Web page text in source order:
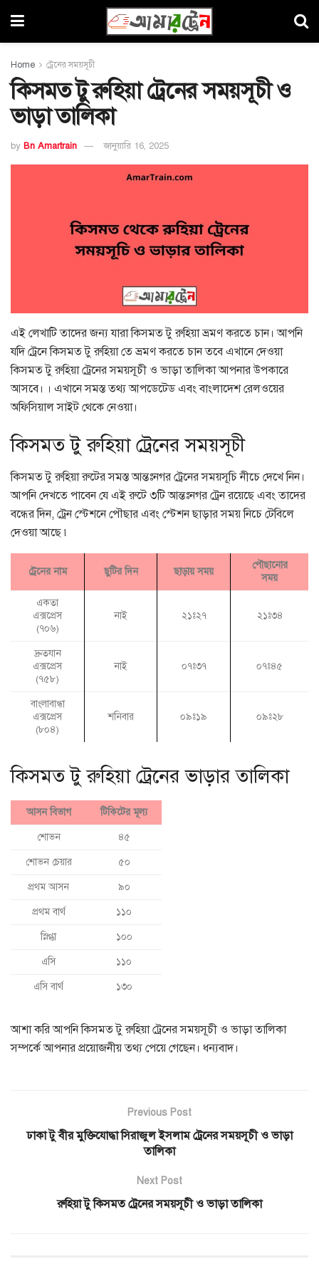
Home ট্রেনের সময়সূচী
কিসমত টু রুহিয়া ট্রেনের সময়সূচী ও
ভাড়া তালিকা
by Bn Amartrain জানুয়ারি 16, 2025
এই লেখাটি তাদের জন্য যারা কিসমত টু রুহিয়া ভ্রমণ করতে চান। আপনি
যদি ট্রেনে কিসমত টু রুহিয়া তে ভ্রমণ করতে চান তবে এখানে দেওয়া
কিসমত টু রুহিয়া ট্রেনের সময়সূচী ও ভাড়া তালিকা আপনার উপকারে
আসবে। । এখানে সমস্ত তথ্য আপডেটেড এবং বাংলাদেশ রেলওয়ের
অফিসিয়াল সাইট থেকে নেওয়া।
কিসমত টু রুহিয়া ট্রেনের সময়সূচী
কিসমত টু রুহিয়া রুটের সমস্ত আন্তঃনগর ট্রেনের সময়সূচি নীচে দেখে নিন।
আপনি দেখতে পাবেন যে এই রুটে ৩টি আন্তঃনগর ট্রেন রয়েছে এবং তাদের
বন্ধের দিন, ট্রেন স্টেশনে পৌছার এবং স্টেশন ছাড়ার সময় নিচে টেবিলে
দেওয়া আছে ৷
ট্রেনের নাম ছুটির দিন ছাড়ায় সময়
পৌছানোর
সময়
একতা
এক্সপ্রেস
(৭০৬)
নাই ২১ঃ২৭ ২১ঃ৩৪
দ্রুতযান
এক্সপ্রেস
(৭৫৮)
নাই ০৭ঃ৩৭ ০৭ঃ৪৫
বাংলাবান্ধা
এক্সপ্রেস
(৮০৪)
শনিবার ০৯ঃ১৯ ০৯ঃ২৮
কিসমত টু রুহিয়া ট্রেনের ভাড়ার তালিকা
আসন বিভাগ টিকিটের মূল্য
শোভন ৪৫
শোভন চেয়ার ৫০
প্রথম আসন ৯০
প্রথম বার্থ ১১০
স্নিগ্ধা ১০০
এসি ১১০
এসি বার্থ ১৩০
আশা করি আপনি কিসমত টু রুহিয়া ট্রেনের সময়সূচী ও ভাড়া তালিকা
সম্পর্কে আপনার প্রয়োজনীয় তথ্য পেয়ে গেছেন। ধন্যবাদ।
Previous Post
ঢাকা টু বীর মুক্তিযোদ্ধা সিরাজুল ইসলাম ট্রেনের সময়সূচী ও ভাড়া
তালিকা
Next Post
রুহিয়া টু কিসমত ট্রেনের সময়সূচী ও ভাড়া তালিকা